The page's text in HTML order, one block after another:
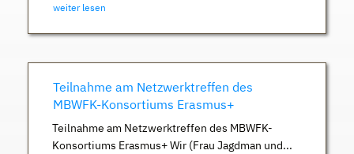
weiter lesen
Teilnahme am Netzwerktreffen des
MBWFK-Konsortiums Erasmus+
Teilnahme am Netzwerktreffen des MBWFK-
Konsortiums Erasmus+ Wir (Frau Jagdman und...